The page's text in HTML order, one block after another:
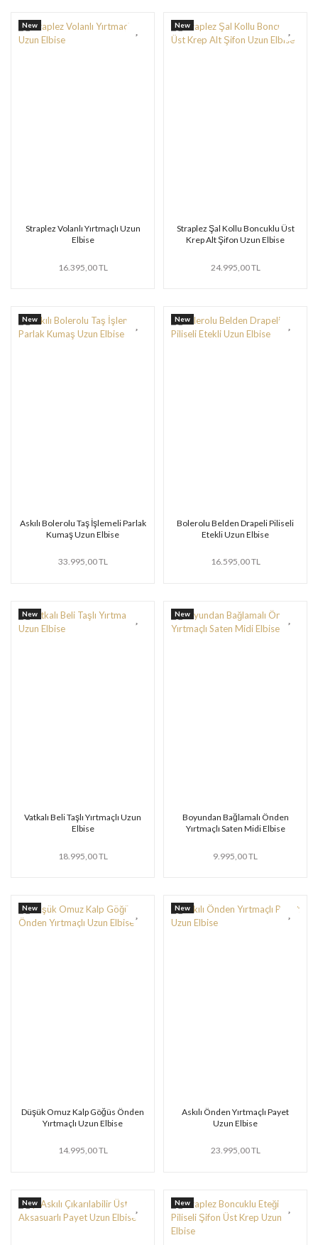
New
Straplez Volanlı Yırtmaçlı Uzun
Elbise
16.395,00 TL
New
Straplez Şal Kollu Boncuklu Üst
Krep Alt Şifon Uzun Elbise
24.995,00 TL
New
Askılı Bolerolu Taş İşlemeli Parlak
Kumaş Uzun Elbise
33.995,00 TL
New
Bolerolu Belden Drapeli Piliseli
Etekli Uzun Elbise
16.595,00 TL
New
Vatkalı Beli Taşlı Yırtmaçlı Uzun
Elbise
18.995,00 TL
New
Boyundan Bağlamalı Önden
Yırtmaçlı Saten Midi Elbise
9.995,00 TL
New
Düşük Omuz Kalp Göğüs Önden
Yırtmaçlı Uzun Elbise
14.995,00 TL
New
Askılı Önden Yırtmaçlı Payet
Uzun Elbise
23.995,00 TL
New New